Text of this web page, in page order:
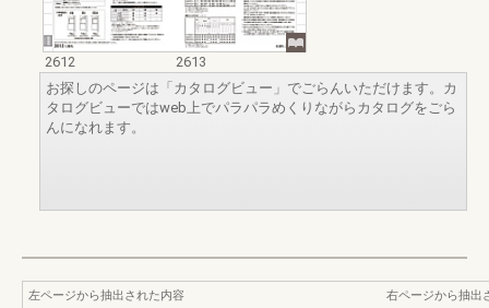
2612
2613
お探しのページは「カタログビュー」でごらんいただけます。カ
タログビューではweb上でパラパラめくりながらカタログをごら
んになれます。
左ページから抽出された内容
右ページから抽出